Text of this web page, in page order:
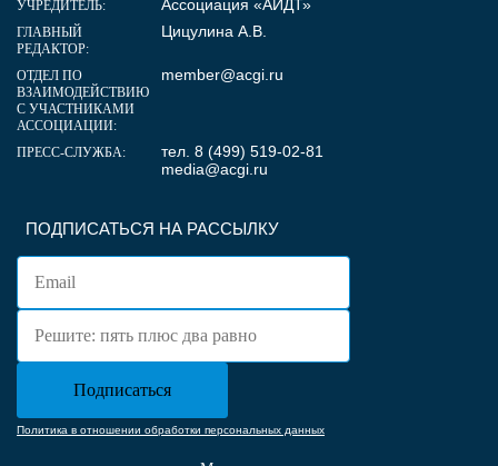
ПОДПИСАТЬСЯ НА РАССЫЛКУ
Политика в отношении обработки персональных данных
УЧРЕДИТЕЛЬ: Ассоциация «АИДТ»
ГЛАВНЫЙ
РЕДАКТОР:
Цицулина А.В.
ОТДЕЛ ПО
ВЗАИМОДЕЙСТВИЮ
С УЧАСТНИКАМИ
АССОЦИАЦИИ:
member@acgi.ru
ПРЕСС-СЛУЖБА:
тел. 8 (499) 519-02-81
media@acgi.ru